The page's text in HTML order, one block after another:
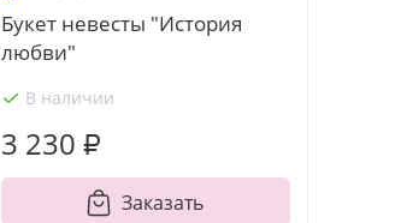
Букет невесты "История
любви"
В наличии
3 230 ₽
Заказать